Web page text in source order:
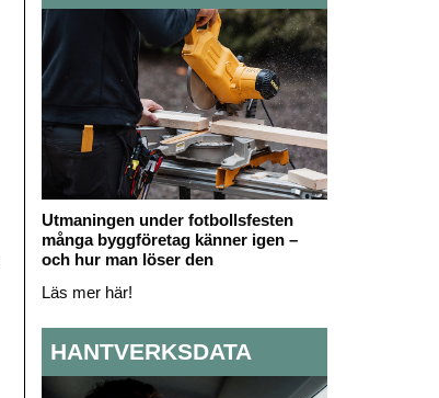
Utmaningen under fotbollsfesten
många byggföretag känner igen –
och hur man löser den
Läs mer här!
HANTVERKSDATA